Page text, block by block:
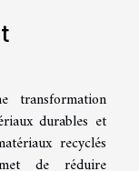
transformation
durables et
recyclés
de réduire